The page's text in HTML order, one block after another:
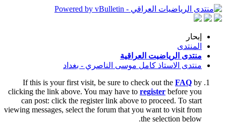
إبحار
المنتدى
منتدى الرياضيت العراقية
منتدى الاستاذ كامل موسى الناصري - بغداد
If this is your first visit, be sure to check out the FAQ by
clicking the link above. You may have to register before you
can post: click the register link above to proceed. To start
viewing messages, select the forum that you want to visit from
the selection below.